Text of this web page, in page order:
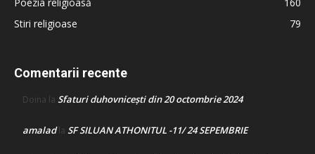
Stiri religioase
79
Comentarii recente
Doina la Sfaturi duhovnicești din 20 octombrie 2024
amaladla SF SILUAN ATHONITUL -11/ 24 SEPEMBRIE